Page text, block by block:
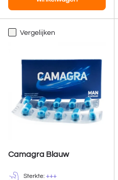
Vergelijken
Camagra Blauw
Sterkte: +++